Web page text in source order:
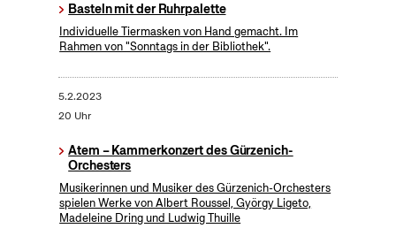
Basteln mit der Ruhrpalette
Individuelle Tiermasken von Hand gemacht. Im
Rahmen von "Sonntags in der Bibliothek".
5.2.2023
20 Uhr
Atem – Kammerkonzert des Gürzenich-
Orchesters
Musikerinnen und Musiker des Gürzenich-Orchesters
spielen Werke von Albert Roussel, György Ligeto,
Madeleine Dring und Ludwig Thuille